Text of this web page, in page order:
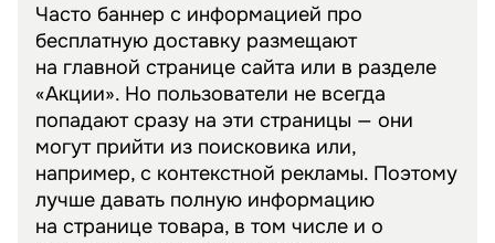
Часто баннер с информацией про
бесплатную доставку размещают
на главной странице сайта или в разделе
«Акции». Но пользователи не всегда
попадают сразу на эти страницы — они
могут прийти из поисковика или,
например, с контекстной рекламы. Поэтому
лучше давать полную информацию
на странице товара, в том числе и о